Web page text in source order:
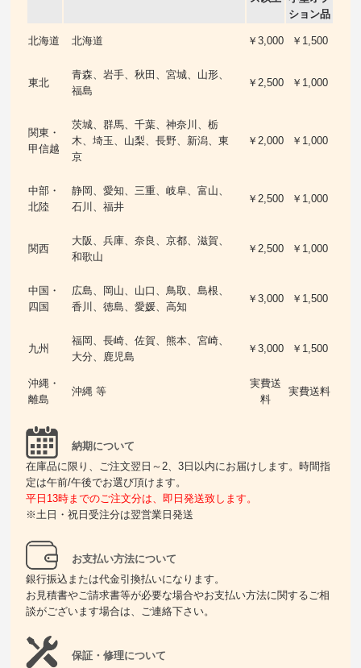
ション品
北海道 北海道 ￥3,000 ￥1,500
東北
青森、岩手、秋田、宮城、山形、
福島
￥2,500 ￥1,000
関東・
甲信越
茨城、群馬、千葉、神奈川、栃
木、埼玉、山梨、長野、新潟、東
京
￥2,000 ￥1,000
中部・
北陸
静岡、愛知、三重、岐阜、富山、
石川、福井
￥2,500 ￥1,000
関西
大阪、兵庫、奈良、京都、滋賀、
和歌山
￥2,500 ￥1,000
中国・
四国
広島、岡山、山口、鳥取、島根、
香川、徳島、愛媛、高知
￥3,000 ￥1,500
九州
福岡、長崎、佐賀、熊本、宮崎、
大分、鹿児島
￥3,000 ￥1,500
沖縄・
離島
沖縄 等
実費送
料
実費送料
納期について
在庫品に限り、ご注文翌日～2、3日以内にお届けします。時間指
定は午前/午後でお選び頂けます。
平日13時までのご注文分は、即日発送致します。
※土日・祝日受注分は翌営業日発送
お支払い方法について
銀行振込または代金引換払いになります。
お見積書やご請求書等が必要な場合やお支払い方法に関するご相
談がございます場合は、ご連絡下さい。
保証・修理について